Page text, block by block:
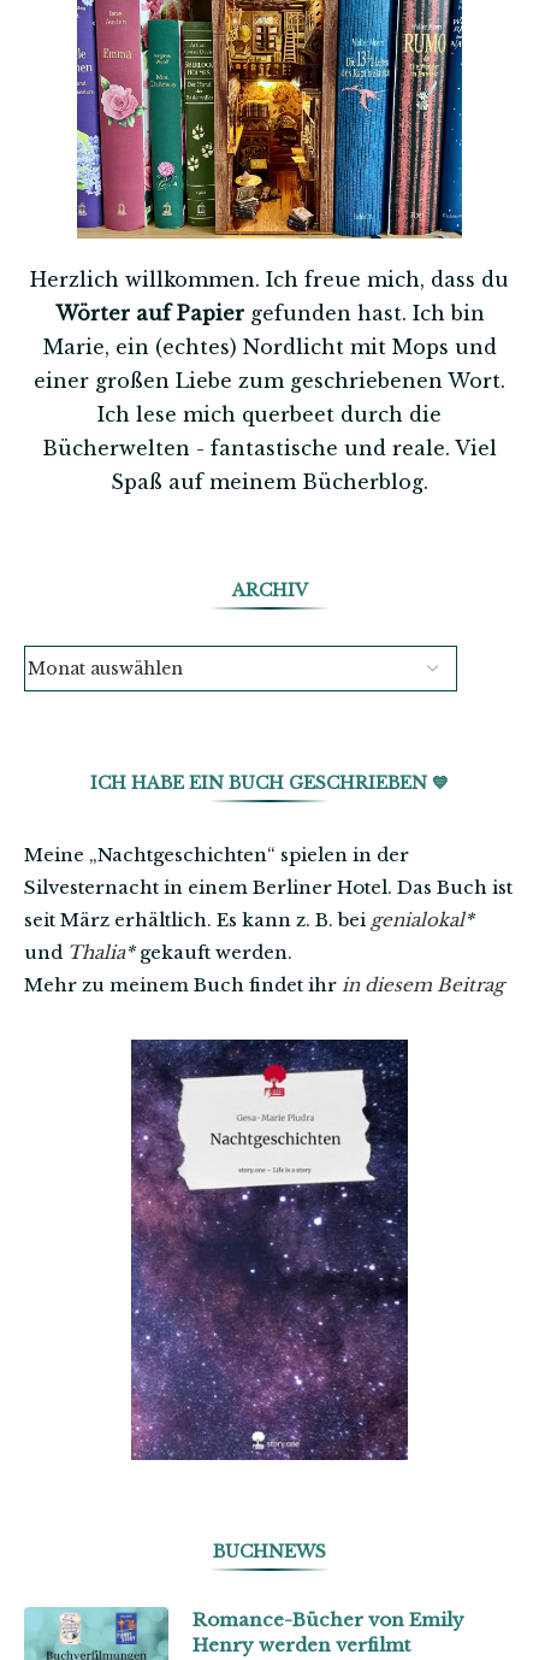
Herzlich willkommen. Ich freue mich, dass du
Wörter auf Papiergefunden hast. Ich bin
Marie, ein (echtes) Nordlicht mit Mops und
einer großen Liebe zum geschriebenen Wort.
Ich lese mich querbeet durch die
Bücherwelten - fantastische und reale. Viel
Spaß auf meinem Bücherblog.
ARCHIV
ICH HABE EIN BUCH GESCHRIEBEN 💙
Meine „Nachtgeschichten“ spielen in der
Silvesternacht in einem Berliner Hotel. Das Buch ist
seit März erhältlich. Es kann z. B. bei genialokal*
und Thalia*gekauft werden.
Mehr zu meinem Buch findet ihr in diesem Beitrag
BUCHNEWS
Romance-Bücher von Emily
Henry werden verfilmt